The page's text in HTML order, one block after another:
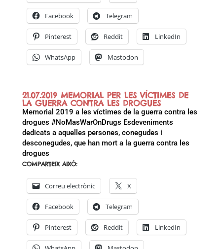
Facebook Telegram
Pinterest Reddit LinkedIn
WhatsApp Mastodon
21.07.2019 MEMORIAL PER LES VÍCTIMES DE
LA GUERRA CONTRA LES DROGUES
Memorial 2019 a les víctimes de la guerra contra les
drogues #NoMasWarOnDrugs Esdeveniments
dedicats a aquelles persones, conegudes i
desconegudes, que han mort a la guerra contra les
drogues
COMPARTEIX AIXÒ:
Correu electrònic X
Facebook Telegram
Pinterest Reddit LinkedIn